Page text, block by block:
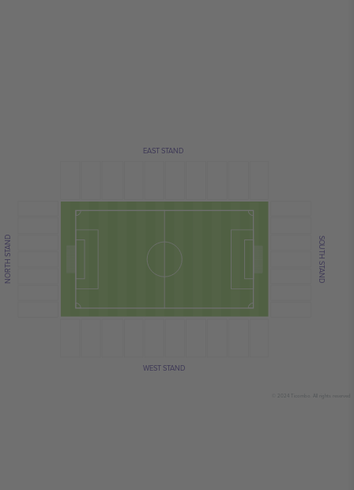
EAST STAND
SOUTH STAND
WEST STAND
NORTH STAND
© 2024 Ticombo. All rights reserved